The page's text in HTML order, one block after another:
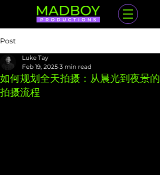
Post
如何规划全天拍摄：从晨光到夜景的
拍摄流程
Luke Tay
Feb 19, 2025 3 min read